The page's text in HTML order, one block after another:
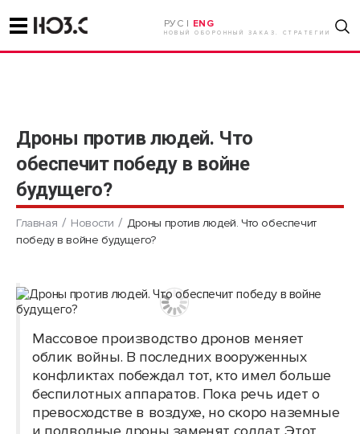
РУС | ENG
НОВЫЙ ОБОРОННЫЙ ЗАКАЗ. СТРАТЕГИИ
Дроны против людей. Что
обеспечит победу в войне
будущего?
Главная Новости
Дроны против людей. Что обеспечит
победу в войне будущего?
Массовое производство дронов меняет
облик войны. В последних вооруженных
конфликтах побеждал тот, кто имел больше
беспилотных аппаратов. Пока речь идет о
превосходстве в воздухе, но скоро наземные